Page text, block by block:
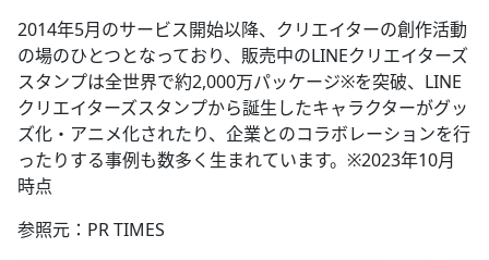
2014年5月のサービス開始以降、クリエイターの創作活動
の場のひとつとなっており、販売中のLINEクリエイターズ
スタンプは全世界で約2,000万パッケージ※を突破、LINE
クリエイターズスタンプから誕生したキャラクターがグッ
ズ化・アニメ化されたり、企業とのコラボレーションを行
ったりする事例も数多く生まれています。※2023年10月
時点
参照元：PR TIMES